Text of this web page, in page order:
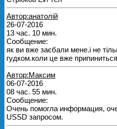
Автор:анатолій
26-07-2016
13 час. 10 мин.
Сообщение:
як ви вже заєбали мене.і не
гудком.коли це вже
Автор:Максим
06-07-2016
08 час. 55 мин.
Сообщение:
Очень помогла информация,
USSD запросом.